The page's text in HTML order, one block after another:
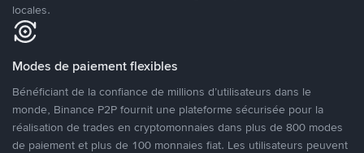
locales.
Modes de paiement flexibles
Bénéficiant de la confiance de millions d’utilisateurs dans le
monde, Binance P2P fournit une plateforme sécurisée pour la
réalisation de trades en cryptomonnaies dans plus de 800 modes
de paiement et plus de 100 monnaies fiat. Les utilisateurs peuvent